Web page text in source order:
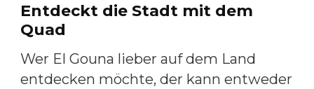
Entdeckt die Stadt mit dem
Quad
Wer El Gouna lieber auf dem Land
entdecken möchte, der kann entweder